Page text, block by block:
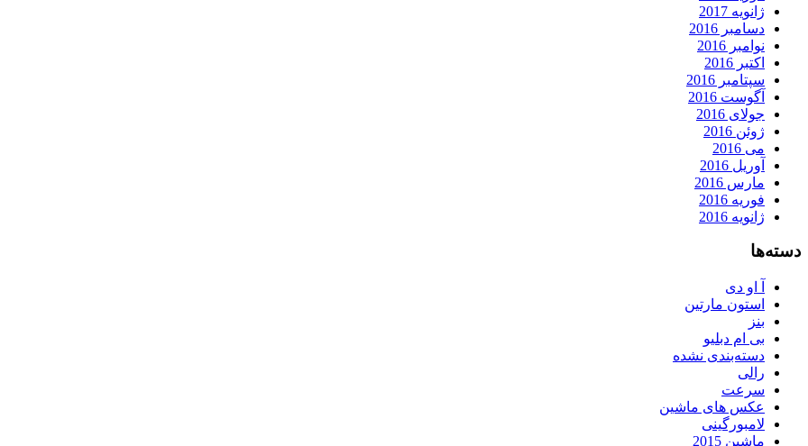
ژانویه 2017
دسامبر 2016
نوامبر 2016
اکتبر 2016
سپتامبر 2016
آگوست 2016
جولای 2016
ژوئن 2016
می 2016
آوریل 2016
مارس 2016
فوریه 2016
ژانویه 2016
دسته‌ها
آ او دی
استون مارتین
بنز
بی ام دبلیو
دسته‌بندی نشده
رالی
سرعت
عکس های ماشین
لامبورگینی
ماشین 2015